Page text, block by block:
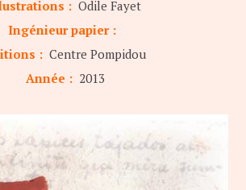
: Odile Fayet
Ingénieur papier :
: Centre Pompidou
Année : 2013